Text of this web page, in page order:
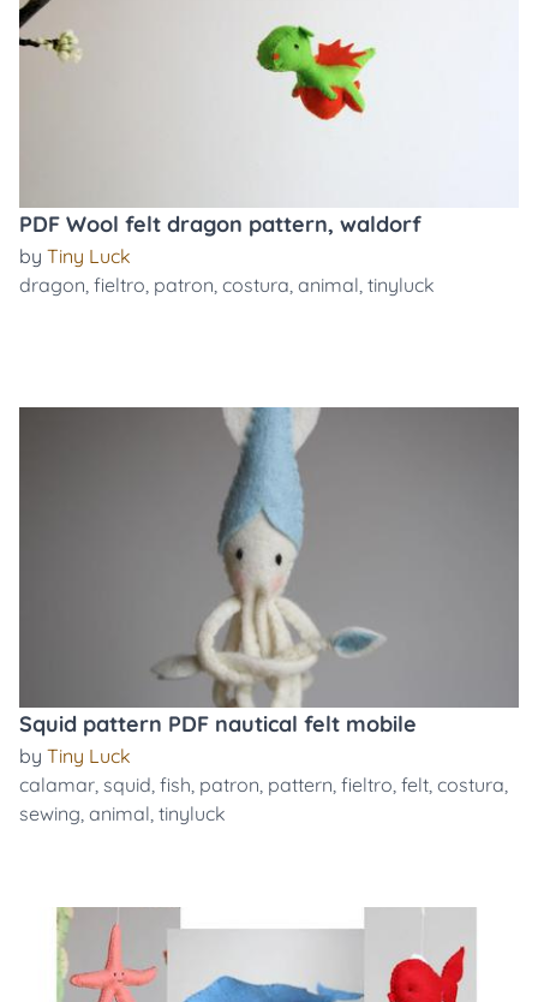
PDF Wool felt dragon pattern, waldorf
by Tiny Luck
dragon, fieltro, patron, costura, animal, tinyluck
Squid pattern PDF nautical felt mobile
by Tiny Luck
calamar, squid, fish, patron, pattern, fieltro, felt, costura,
sewing, animal, tinyluck